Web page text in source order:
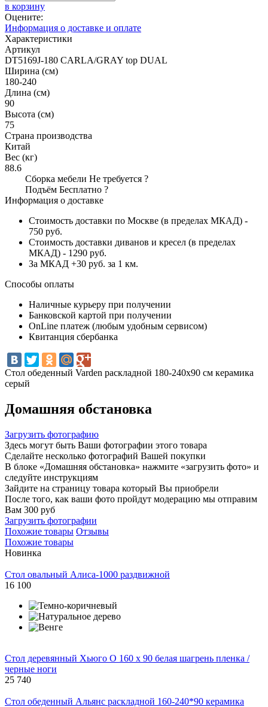
в корзину
Оцените:
Информация о доставке и оплате
Характеристики
Артикул
DT5169J-180 CARLA/GRAY top DUAL
Ширина (см)
180-240
Длина (см)
90
Высота (см)
75
Страна производства
Китай
Вес (кг)
88.6
Сборка мебели Не требуется ?
Подъём Бесплатно ?
Информация о доставке
Стоимость доставки по Москве (в пределах МКАД) -
750 руб.
Стоимость доставки диванов и кресел (в пределах
МКАД) - 1290 руб.
За МКАД +30 руб. за 1 км.
Способы оплаты
Наличные курьеру при получении
Банковской картой при получении
OnLine платеж (любым удобным сервисом)
Квитанция сбербанка
Стол обеденный Varden раскладной 180-240х90 см керамика
серый
Домашняя обстановка
Загрузить фотографию
Здесь могут быть Ваши фотографии этого товара
Сделайте несколько фотографий Вашей покупки
В блоке «Домашняя обстановка» нажмите «загрузить фото» и
следуйте инструкциям
Зайдите на страницу товара который Вы приобрели
После того, как ваши фото пройдут модерацию мы отправим
Вам 300 руб
Загрузить фотографии
Похожие товары Отзывы
Похожие товары
Новинка
Стол овальный Алиса-1000 раздвижной
16 100
Стол деревянный Хьюго О 160 х 90 белая шагрень пленка /
черные ноги
25 740
Стол обеденный Альянс раскладной 160-240*90 керамика